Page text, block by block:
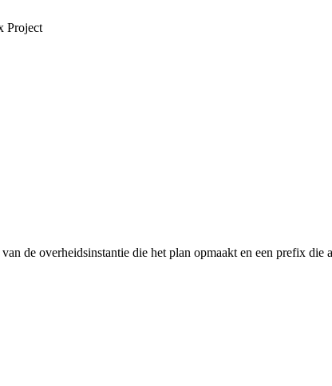
Project
de overheidsinstantie die het plan opmaakt en een prefix die